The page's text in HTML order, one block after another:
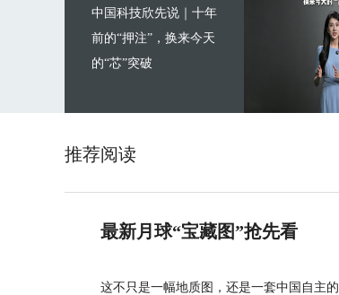
中国科技欣先说｜十年
前的“押注”，换来今天
的“芯”突破
推荐阅读
最新月球“宝藏图”抢先看
这不只是一幅地质图，还是一套中国自主的